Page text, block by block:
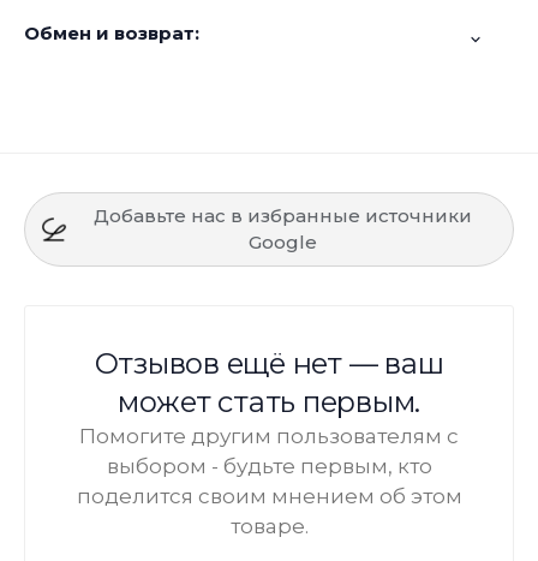
Обмен и возврат:
Добавьте нас в избранные источники
Google
Отзывов ещё нет — ваш
может стать первым.
Помогите другим пользователям с
выбором - будьте первым, кто
поделится своим мнением об этом
товаре.